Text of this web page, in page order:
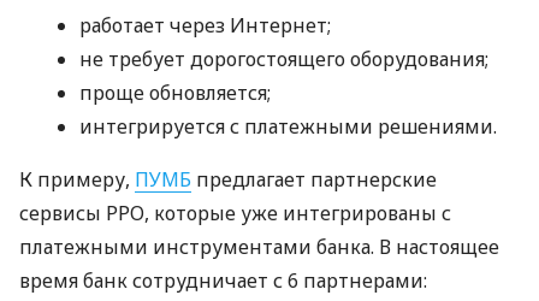
работает через Интернет;
не требует дорогостоящего оборудования;
проще обновляется;
интегрируется с платежными решениями.
К примеру, ПУМБ предлагает партнерские
сервисы РРО, которые уже интегрированы с
платежными инструментами банка. В настоящее
время банк сотрудничает с 6 партнерами: